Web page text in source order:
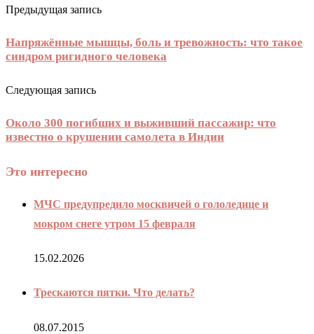
Предыдущая запись
Напряжённые мышцы, боль и тревожность: что такое
синдром ригидного человека
Следующая запись
Около 300 погибших и выживший пассажир: что
известно о крушении самолета в Индии
Это интересно
МЧС предупредило москвичей о гололедице и
мокром снеге утром 15 февраля
15.02.2026
Трескаются пятки. Что делать?
08.07.2015